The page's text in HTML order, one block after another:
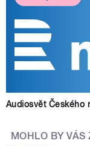
Audiosvět Českého
MOHLO BY VÁS